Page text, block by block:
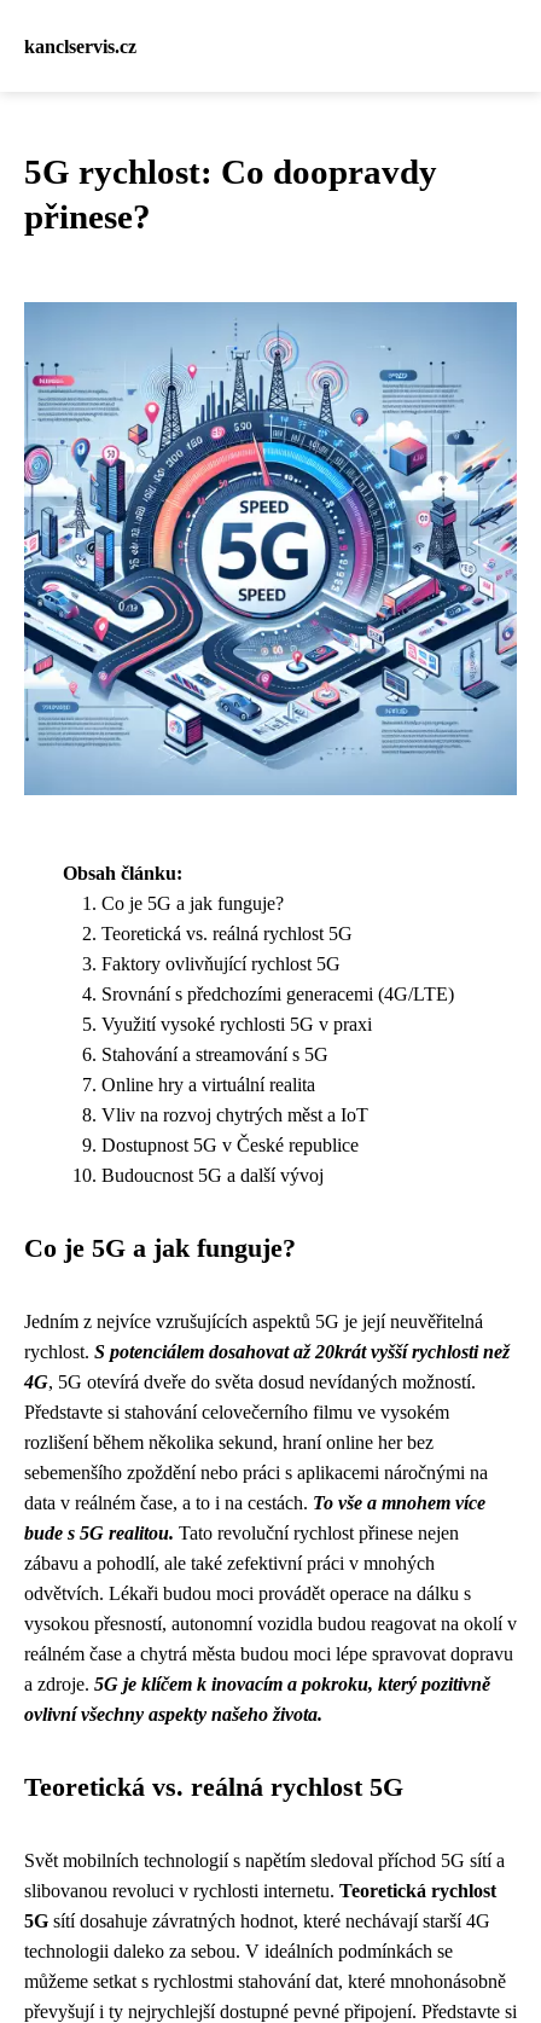
kanclservis.cz
5G rychlost: Co doopravdy
přinese?
Obsah článku:
Co je 5G a jak funguje?
Teoretická vs. reálná rychlost 5G
Faktory ovlivňující rychlost 5G
Srovnání s předchozími generacemi (4G/LTE)
Využití vysoké rychlosti 5G v praxi
Stahování a streamování s 5G
Online hry a virtuální realita
Vliv na rozvoj chytrých měst a IoT
Dostupnost 5G v České republice
Budoucnost 5G a další vývoj
Co je 5G a jak funguje?
Jedním z nejvíce vzrušujících aspektů 5G je její neuvěřitelná
rychlost. S potenciálem dosahovat až 20krát vyšší rychlosti než
4G, 5G otevírá dveře do světa dosud nevídaných možností.
Představte si stahování celovečerního filmu ve vysokém
rozlišení během několika sekund, hraní online her bez
sebemenšího zpoždění nebo práci s aplikacemi náročnými na
data v reálném čase, a to i na cestách. To vše a mnohem více
bude s 5G realitou. Tato revoluční rychlost přinese nejen
zábavu a pohodlí, ale také zefektivní práci v mnohých
odvětvích. Lékaři budou moci provádět operace na dálku s
vysokou přesností, autonomní vozidla budou reagovat na okolí v
reálném čase a chytrá města budou moci lépe spravovat dopravu
a zdroje. 5G je klíčem k inovacím a pokroku, který pozitivně
ovlivní všechny aspekty našeho života.
Teoretická vs. reálná rychlost 5G
Svět mobilních technologií s napětím sledoval příchod 5G sítí a
slibovanou revoluci v rychlosti internetu. Teoretická rychlost
5G sítí dosahuje závratných hodnot, které nechávají starší 4G
technologii daleko za sebou. V ideálních podmínkách se
můžeme setkat s rychlostmi stahování dat, které mnohonásobně
převyšují i ty nejrychlejší dostupné pevné připojení. Představte si